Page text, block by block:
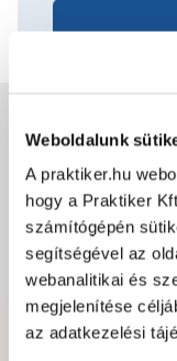
Weboldalunk
A praktiker.hu
hogy a Praktiker
számítógépén
segítségével az
webanalitikai és
megjelenítése
az adatkezelési
Csomagolási
Hibát